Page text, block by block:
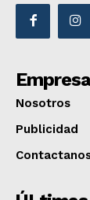
Empresa
Nosotros
Publicidad